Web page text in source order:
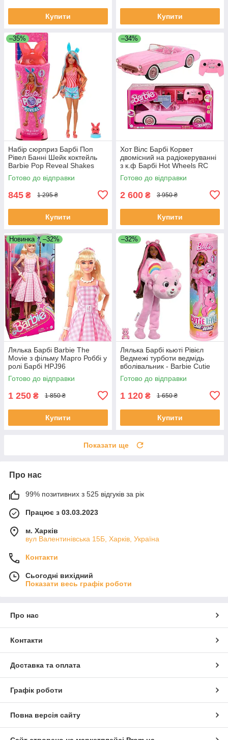
Купити Купити
–35%
Набір сюрприз Барбі Поп
Рівел Банні Шейк коктейль
Barbie Pop Reveal Shakes
Series Doll JCN87
Готово до відправки
845 ₴ 1 295 ₴
Купити
–34%
Хот Вілс Барбі Корвет
двомісний на радіокеруванні
з к.ф Барбі Hot Wheels RC
Barbie Corvette HPW40
Готово до відправки
2 600 ₴ 3 950 ₴
Купити
Новинка –32%
Лялька Барбі Barbie The
Movie з фільму Марго Роббі у
ролі Барбі HPJ96
Готово до відправки
1 250 ₴ 1 850 ₴
Купити
–32%
Лялька Барбі кьюті Рівієл
Ведмежі турботи ведмідь
вболівальник - Barbie Cutie
Reveal Doll Care Bears Series
JCN95
Готово до відправки
1 120 ₴ 1 650 ₴
Купити
Показати ще
Про нас
99% позитивних з 525 відгуків за рік
Працює з 03.03.2023
м. Харків
вул Валентинівська 15Б, Харків, Україна
Контакти
Сьогодні вихідний
Показати весь графік роботи
Про нас
Контакти
Доставка та оплата
Графік роботи
Повна версія сайту